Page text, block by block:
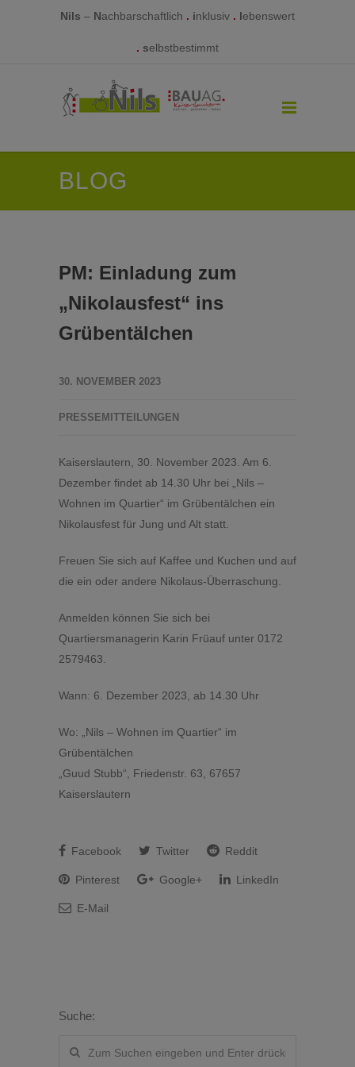
Nils – Nachbarschaftlich . inklusiv . lebenswert
. selbstbestimmt
BLOG
PM: Einladung zum
„Nikolausfest“ ins
Grübentälchen
30. NOVEMBER 2023
PRESSEMITTEILUNGEN
Kaiserslautern, 30. November 2023. Am 6.
Dezember findet ab 14.30 Uhr bei „Nils –
Wohnen im Quartier“ im Grübentälchen ein
Nikolausfest für Jung und Alt statt.
Freuen Sie sich auf Kaffee und Kuchen und auf
die ein oder andere Nikolaus-Überraschung.
Anmelden können Sie sich bei
Quartiersmanagerin Karin Früauf unter 0172
2579463.
Wann: 6. Dezember 2023, ab 14.30 Uhr
Wo: „Nils – Wohnen im Quartier“ im
Grübentälchen
„Guud Stubb“, Friedenstr. 63, 67657
Kaiserslautern
Facebook Twitter Reddit
Pinterest Google+ LinkedIn
E-Mail
Suche: